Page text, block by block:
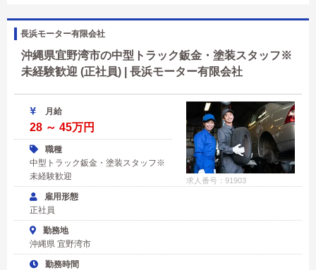
長浜モーター有限会社
沖縄県宜野湾市の中型トラック鈑金・塗装スタッフ※
未経験歓迎 (正社員) | 長浜モーター有限会社
求人番号：91903
月給
28 ～ 45万円
職種
中型トラック鈑金・塗装スタッフ※
未経験歓迎
雇用形態
正社員
勤務地
沖縄県 宜野湾市
勤務時間